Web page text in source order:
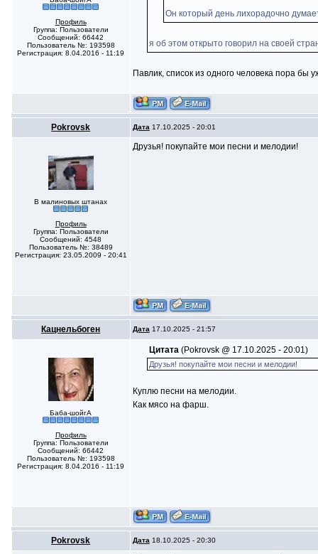
Профиль
Группа: Пользователи
Сообщений: 66442
Пользователь №: 193598
Регистрация: 8.04.2016 - 11:19
Он который день лихорадочно
я об этом открыто говорил на своей
Павлик, список из одного человека пора бы
Pokrovsk Дата 17.10.2025 - 20:01
В малиновых штанах
Профиль
Группа: Пользователи
Сообщений: 4548
Пользователь №: 38489
Регистрация: 23.05.2009 - 20:41
Друзья! покупайте мои песни и мелодии!
Кацнельбоген Дата 17.10.2025 - 21:57
Баба-шойгА
Профиль
Группа: Пользователи
Сообщений: 66442
Пользователь №: 193598
Регистрация: 8.04.2016 - 11:19
Цитата (Pokrovsk @ 17.10.2025 - 20:01)
Друзья! покупайте мои песни и мелодии!
Куплю песни на мелодии.
Как мясо на фарш.
Pokrovsk Дата 18.10.2025 - 20:30